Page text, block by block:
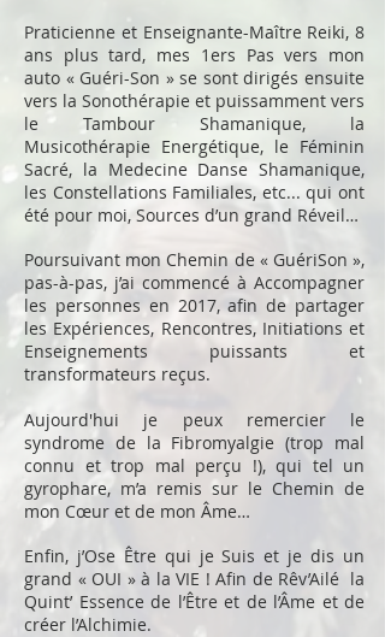
Praticienne et Enseignante-Maître Reiki, 8
ans plus tard, mes 1ers Pas vers mon
auto « Guéri-Son » se sont dirigés ensuite
vers la Sonothérapie et puissamment vers
le Tambour Shamanique, la
Musicothérapie Energétique, le Féminin
Sacré, la Medecine Danse Shamanique,
les Constellations Familiales, etc... qui ont
été pour moi, Sources d’un grand Réveil…
Poursuivant mon Chemin de « GuériSon »,
pas-à-pas, j’ai commencé à Accompagner
les personnes en 2017, afin de partager
les Expériences, Rencontres, Initiations et
Enseignements puissants et
transformateurs reçus.
Aujourd'hui je peux remercier le
syndrome de la Fibromyalgie (trop mal
connu et trop mal perçu !), qui tel un
gyrophare, m’a remis sur le Chemin de
mon Cœur et de mon Âme…
Enfin, j’Ose Être qui je Suis et je dis un
grand « OUI » à la VIE ! Afin de Rêv’Ailé la
Quint’ Essence de l’Être et de l’Âme et de
créer l’Alchimie.